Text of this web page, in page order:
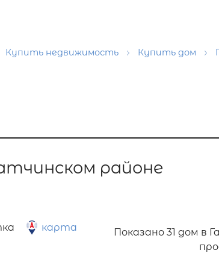
Купить недвижимость Купить дом
районе
карта Показано31 дом в